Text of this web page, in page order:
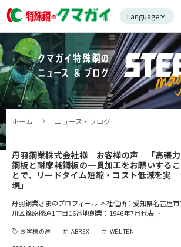
Language
ホーム ニュース・ブログ
丹羽鋼業株式会社様 お客様の声 「高張力
鋼板と耐摩耗鋼板の一貫加工をお願いするこ
とで、リードタイム短縮・コスト低減を実
現」
丹羽鋼業さまのプロフィール 本社住所：愛知県名古屋市
川区篠原橋通1丁目16番地創業：1946年7月代表…
お客様の声 ABREX WEL-TEN